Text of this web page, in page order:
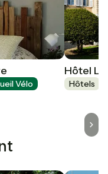
Vélo
Hôtel
Hôtels